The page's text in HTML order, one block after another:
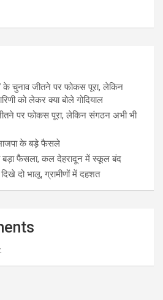
के चुनाव जीतने पर फोकस पूरा, लेकिन
को लेकर क्या बोले गोदियाल
पर फोकस पूरा, लेकिन संगठन अभी भी
के बड़े फैसले
फैसला, कल देहरादून में स्कूल बंद
दो भालू, ग्रामीणों में दहशत